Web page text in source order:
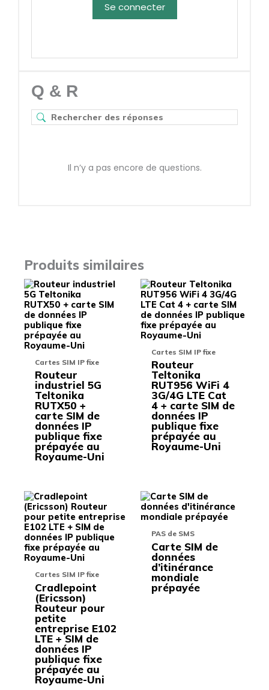
Se connecter
Q & R
Il n’y a pas encore de questions.
Produits similaires
Cartes SIM IP fixe
Routeur
industriel 5G
Teltonika
RUTX50 +
carte SIM de
données IP
publique fixe
prépayée au
Royaume-Uni
Ce
a
plusieurs
variations.
Cartes SIM IP fixe
Routeur
Teltonika
RUT956 WiFi 4
3G/4G LTE Cat
4 + carte SIM de
données IP
publique fixe
prépayée au
Royaume-Uni
produit
a
page
Cartes SIM IP fixe
Cradlepoint
(Ericsson)
Routeur pour
petite
entreprise E102
LTE + SIM de
données IP
publique fixe
prépayée au
Royaume-Uni
produit
a
variations.
options
peuvent
choisies
PAS de SMS
Carte SIM de
données
d’itinérance
mondiale
prépayée
produit